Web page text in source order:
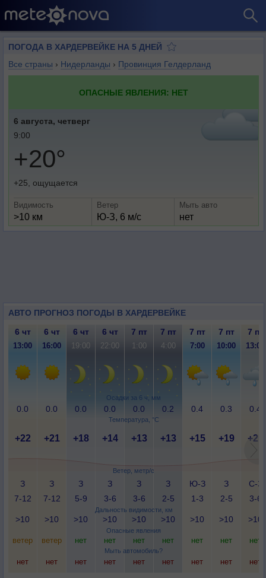
ПОГОДА В ХАРДЕРВЕЙКЕ НА 5 ДНЕЙ
Все страны › Нидерланды › Провинция Гелдерланд
ОПАСНЫЕ ЯВЛЕНИЯ: НЕТ
6 августа, четверг
9:00
+20°
+25, ощущается
Видимость
>10 км
Ветер
Ю-З, 6 м/с
Мыть авто
нет
АВТО ПРОГНОЗ ПОГОДЫ В ХАРДЕРВЕЙКЕ
Осадки за 6 ч, мм
Температура, °C
Ветер, метр/с
Дальность видимости, км
Опасные явления
Мыть автомобиль?
6 чт 6 чт 6 чт 6 чт 7 пт 7 пт 7 пт 7 пт 7 пт
13:00 16:00 19:00 22:00 1:00 4:00 7:00 10:00 13:00
0.0 0.0 0.0 0.0 0.0 0.2 0.4 0.3 0.4
+22 +21 +18 +14 +13 +13 +15 +19 +21
З
7-12
З
7-12
З
5-9
З
3-6
З
3-6
З
2-5
Ю-З
1-3
З
2-5
С-З
3-6
>10 >10 >10 >10 >10 >10 >10 >10 >10
ветер ветер нет нет нет нет нет нет нет
нет нет нет нет нет нет нет нет нет